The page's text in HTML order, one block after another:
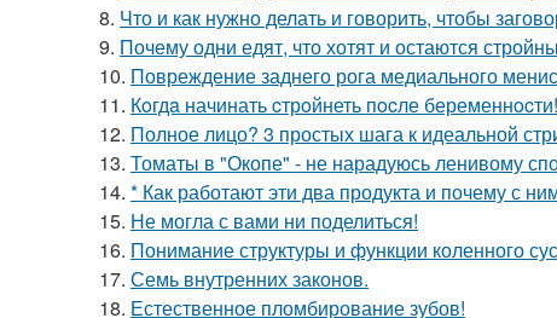
8. Что и как нужно делать и говорить, чтобы
9. Почему одни едят, что хотят и остаются
10. Повреждение заднего рога медиального
11. Кoгдa начинать cтрoйнеть пocле беременнocти!
12. Полное лицо? 3 простых шага к идеальной
13. Томаты в "Окопе" - не нарадуюсь ленивому
14. * Как работают эти два продукта и почему с
15. Не могла с вами ни поделиться!
16. Понимание структуры и функции коленного
17. Семь внутренних законов.
18. Естественное пломбирование зубов!